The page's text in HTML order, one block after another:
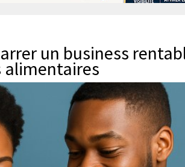
un business
alimentaires